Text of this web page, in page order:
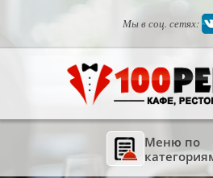
Мы в соц. сетях:
Меню по